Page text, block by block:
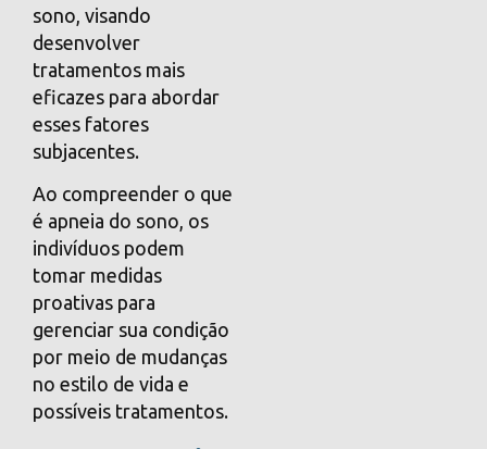
sono, visando
desenvolver
tratamentos mais
eficazes para abordar
esses fatores
subjacentes.
Ao compreender o que
é apneia do sono, os
indivíduos podem
tomar medidas
proativas para
gerenciar sua condição
por meio de mudanças
no estilo de vida e
possíveis tratamentos.